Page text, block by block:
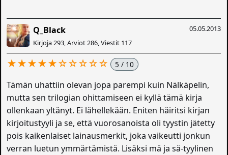
05.05.2013
Q_Black
Kirjoja 293, Arviot 286, Viestit 117
★★★★★☆☆☆☆☆ 5 / 10
Tämän uhattiin olevan jopa parempi kuin Nälkäpelin,
mutta sen trilogian ohittamiseen ei kyllä tämä kirja
ollenkaan yltänyt. Ei lähellekään. Eniten häiritsi kirjan
kirjoitustyyli ja se, että vuorosanoista oli tyystin jätetty
pois kaikenlaiset lainausmerkit, joka vaikeutti jonkun
verran luetun ymmärtämistä. Lisäksi mä ja sä-tyylinen